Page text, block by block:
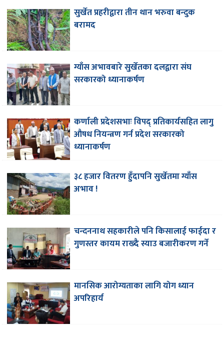
सुर्खेत प्रहरीद्वारा तीन थान भरुवा बन्दुक
बरामद
ग्याँस अभावबारे सुर्खेतका दलद्वारा संघ
सरकारको ध्यानाकर्षण
कर्णाली प्रदेशसभाः विपद् प्रतिकार्यसहित लागु
औषध नियन्त्रण गर्न प्रदेश सरकारको
ध्यानाकर्षण
३८ हजार वितरण हुँदापनि सुर्खेतमा ग्याँस
अभाव !
चन्दननाथ सहकारीले पनि किसालाई फाईदा र
गुणस्तर कायम राख्दै स्याउ बजारीकरण गर्ने
मानसिक आरोग्यताका लागि योग ध्यान
अपरिहार्य